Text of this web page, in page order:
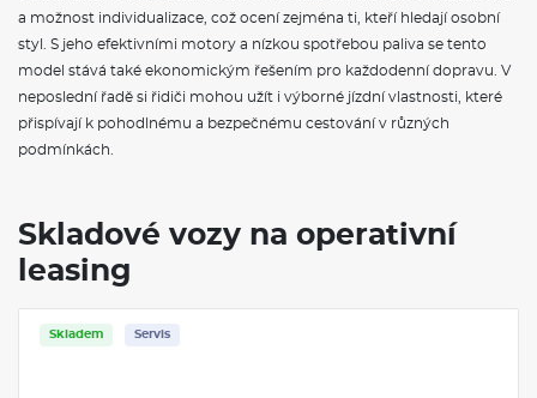
VÝBAVA VE VÝBAVA STUPNI
Ambientní osvětlení interiéru, výběr z 30 barev, podsvícení
palubní desky a dveří
Podlaha zavazadlového prostoru, výškově nastavitelná
Rozpoznávání dopravních značek
digitálního vysílání, závislý na síle signálu v daném místě
Front Cross Traffic Assist, asistent vjezdu do křižovatky
17" kola z lehké slitiny Lima, disky 7J x 17 ET45, pneumatiky
Čelní airbag řidiče a spolujezdce, u spolujezdce s možností
a možnost individualizace, což ocení zejména ti, kteří hledají osobní
styl. S jeho efektivními motory a nízkou spotřebou paliva se tento
model stává také ekonomickým řešením pro každodenní dopravu. V
neposlední řadě si řidiči mohou užít i výborné jízdní vlastnosti, které
přispívají k pohodlnému a bezpečnému cestování v různých
podmínkách.
Skladové vozy na operativní
leasing
Skladem Servis